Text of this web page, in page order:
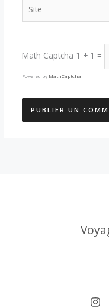
Math Captcha 1 + 1 =
Powered by MathCaptcha